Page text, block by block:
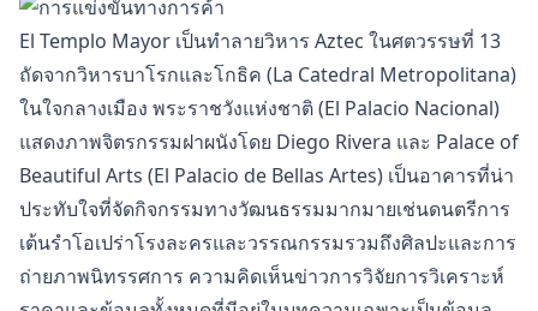
El Templo Mayor เป็นทำลายวิหาร Aztec ในศตวรรษที่ 13
ถัดจากวิหารบาโรกและโกธิค (La Catedral Metropolitana)
ในใจกลางเมือง พระราชวังแห่งชาติ (El Palacio Nacional)
แสดงภาพจิตรกรรมฝาผนังโดย Diego Rivera และ Palace of
Beautiful Arts (El Palacio de Bellas Artes) เป็นอาคารที่น่า
ประทับใจที่จัดกิจกรรมทางวัฒนธรรมมากมายเช่นดนตรีการ
เต้นรำโอเปร่าโรงละครและวรรณกรรมรวมถึงศิลปะและการ
ถ่ายภาพนิทรรศการ ความคิดเห็นข่าวการวิจัยการวิเคราะห์